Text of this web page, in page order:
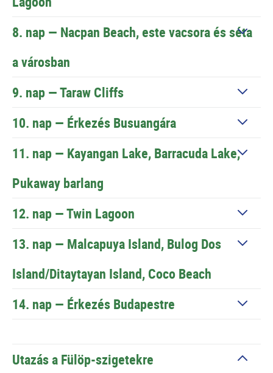
8. nap — Nacpan Beach, este vacsora és séta
a városban
9. nap —Taraw Cliffs
10. nap — Érkezés Busuangára
11. nap — Kayangan Lake, Barracuda Lake,
Pukaway barlang
12. nap —Twin Lagoon
13. nap — Malcapuya Island, Bulog Dos
Island/Ditaytayan Island, Coco Beach
14. nap — Érkezés Budapestre
Utazás a Fülöp-szigetekre